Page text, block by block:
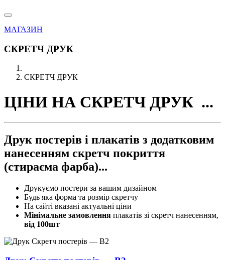
МАГАЗИН
СКРЕТЧ ДРУК
СКРЕТЧ ДРУК
ЦІНИ НА СКРЕТЧ ДРУК ...
Друк постерів і плакатів з додатковим
нанесенням скретч покриття
(стираєма фарба)...
Друкуємо постери за вашим дизайном
Будь яка форма та розмір скретчу
На сайті вказані актуальні ціни
Мінімальне замовлення плакатів зі скретч нанесенням,
від 100шт